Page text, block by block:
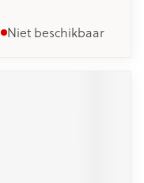
Niet beschikbaar